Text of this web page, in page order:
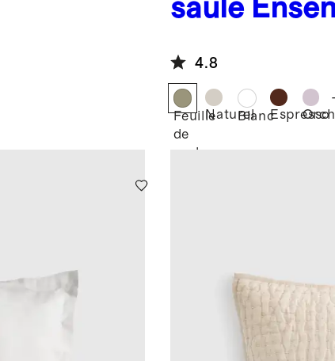
saule
piquée en lin
européen et
4.8
Feuille
de
saule
NaturelBlancEspresso